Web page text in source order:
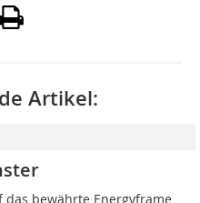
Artikel:
das bewährte Energyframe